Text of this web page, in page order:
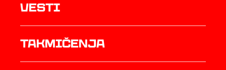
Vesti
Takmičenja